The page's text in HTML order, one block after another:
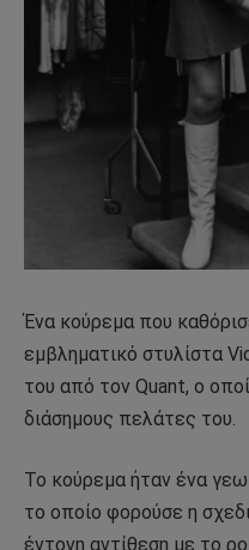
Ένα κούρεμα που
εμβληματικό στυλίστα
του από τον Quant, ο
διάσημους πελάτες του.
Το κούρεμα ήταν ένα
το οποίο φορούσε η
έντονη αντίθεση με το